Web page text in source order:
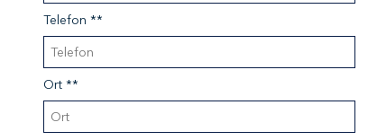
Telefon **
Ort **